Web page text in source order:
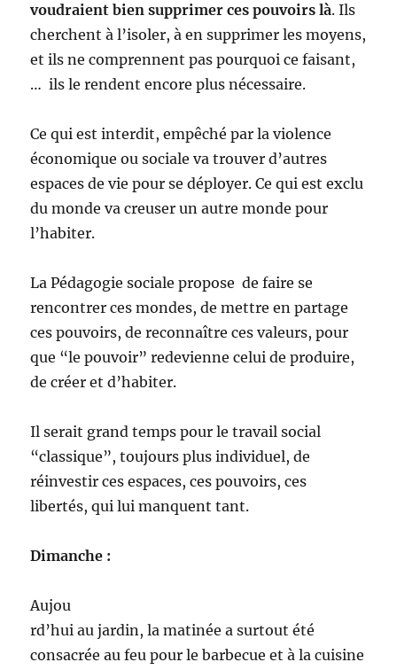
voudraient bien supprimer ces pouvoirs là. Ils
cherchent à l’isoler, à en supprimer les moyens,
et ils ne comprennent pas pourquoi ce faisant,
… ils le rendent encore plus nécessaire.
Ce qui est interdit, empêché par la violence
économique ou sociale va trouver d’autres
espaces de vie pour se déployer. Ce qui est exclu
du monde va creuser un autre monde pour
l’habiter.
La Pédagogie sociale propose de faire se
rencontrer ces mondes, de mettre en partage
ces pouvoirs, de reconnaître ces valeurs, pour
que “le pouvoir” redevienne celui de produire,
de créer et d’habiter.
Il serait grand temps pour le travail social
“classique”, toujours plus individuel, de
réinvestir ces espaces, ces pouvoirs, ces
libertés, qui lui manquent tant.
Dimanche :
Aujou
rd’hui au jardin, la matinée a surtout été
consacrée au feu pour le barbecue et à la cuisine